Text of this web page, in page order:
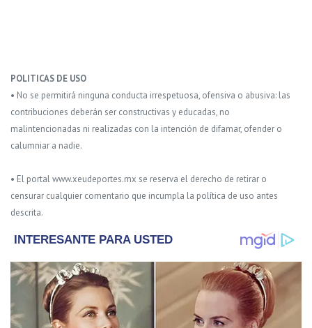
POLITICAS DE USO
• No se permitirá ninguna conducta irrespetuosa, ofensiva o abusiva: las
contribuciones deberán ser constructivas y educadas, no
malintencionadas ni realizadas con la intención de difamar, ofender o
calumniar a nadie.
• El portal www.xeudeportes.mx se reserva el derecho de retirar o
censurar cualquier comentario que incumpla la política de uso antes
descrita.